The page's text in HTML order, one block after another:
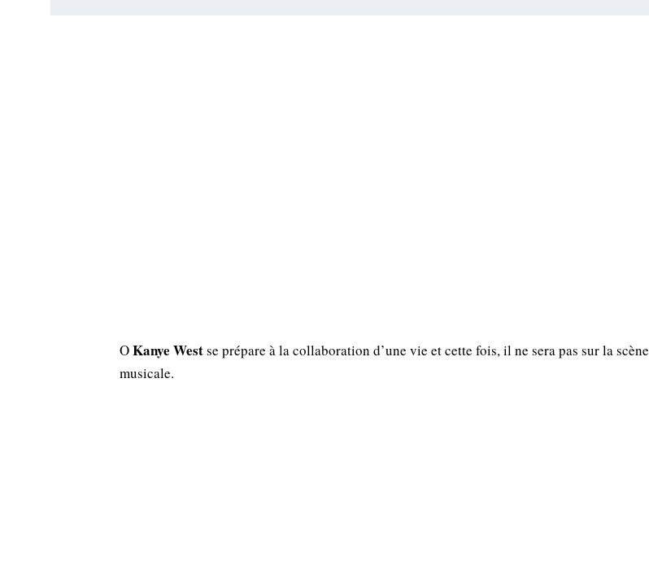
ΟKanye Westse prépare à la collaboration d’une vie et cette fois, il ne sera pas sur la scène
musicale.